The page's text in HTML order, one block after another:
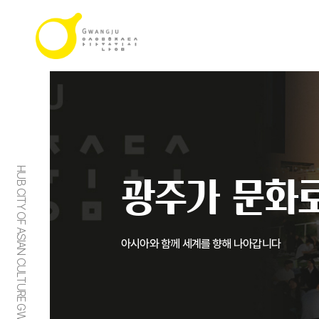
HUB CITY OF ASIAN CULTURE GWANGJU 광주가 문화
아시아와 함께 세계를 향해 나아갑니다